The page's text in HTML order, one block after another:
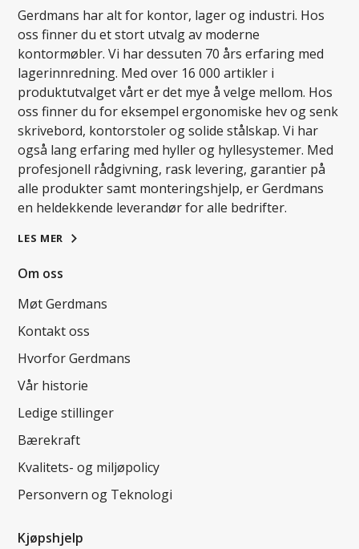
Gerdmans har alt for kontor, lager og industri. Hos
oss finner du et stort utvalg av moderne
kontormøbler. Vi har dessuten 70 års erfaring med
lagerinnredning. Med over 16 000 artikler i
produktutvalget vårt er det mye å velge mellom. Hos
oss finner du for eksempel ergonomiske hev og senk
skrivebord, kontorstoler og solide stålskap. Vi har
også lang erfaring med hyller og hyllesystemer. Med
profesjonell rådgivning, rask levering, garantier på
alle produkter samt monteringshjelp, er Gerdmans
en heldekkende leverandør for alle bedrifter.
LES MER
Om oss
Møt Gerdmans
Kontakt oss
Hvorfor Gerdmans
Vår historie
Ledige stillinger
Bærekraft
Kvalitets- og miljøpolicy
Personvern og Teknologi
Kjøpshjelp